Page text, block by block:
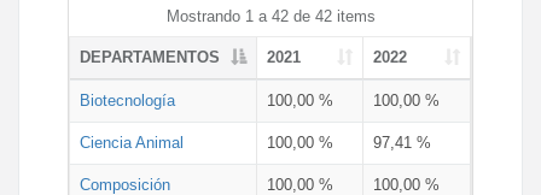
Mostrando 1 a 42 de 42 items
DEPARTAMENTOS 2021 2022
Biotecnología 100,00 % 100,00 %
Ciencia Animal 100,00 % 97,41 %
Composición
100,00 % 100,00 %